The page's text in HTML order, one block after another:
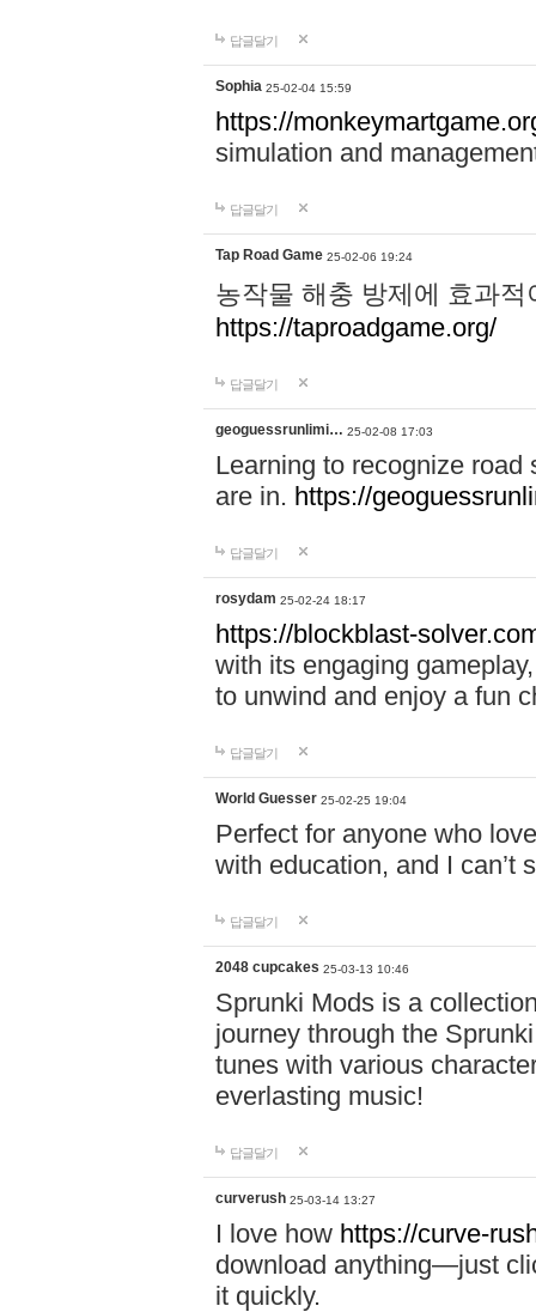
답글달기
Sophia 25-02-04 15:59
https://
simulation and
답글달기
Tap Road Game 25-02-06 19:24
농작물 해충 방제에 효과
https://taproadgame.org/
답글달기
geoguessrunlimi… 25-02-08 17:03
Learning to recognize
are in. https://
답글달기
rosydam 25-02-24 18:17
https://blockblast-
with its engaging
to unwind and enjoy a fun
답글달기
World Guesser 25-02-25 19:04
Perfect for anyone who
with education, and I can’t
답글달기
2048 cupcakes 25-03-13 10:46
Sprunki Mods is a
journey through the
tunes with various
everlasting music!
답글달기
curverush 25-03-14 13:27
I love how https://curve-
download anything—just
it quickly.